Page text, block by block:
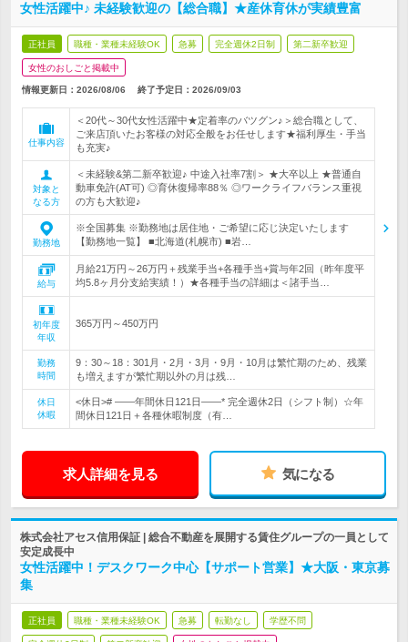
女性活躍中♪ 未経験歓迎の【総合職】★産休育休が実績豊富
正社員 職種・業種未経験OK 急募 完全週休2日制 第二新卒歓迎
女性のおしごと掲載中
情報更新日：2026/08/06 終了予定日： 2026/09/03
仕事内容
＜20代～30代女性活躍中★定着率のバツグン♪＞総合職として、
ご来店頂いたお客様の対応全般をお任せします★福利厚生・手当
も充実♪
対象と
なる方
＜未経験&第二新卒歓迎♪ 中途入社率7割＞ ★大卒以上 ★普通自
動車免許(AT可) ◎育休復帰率88％ ◎ワークライフバランス重視
の方も大歓迎♪
勤務地
※全国募集 ※勤務地は居住地・ご希望に応じ決定いたします
【勤務地一覧】 ■北海道(札幌市) ■岩…
給与
月給21万円～26万円＋残業手当+各種手当+賞与年2回（昨年度平
均5.8ヶ月分支給実績！）★各種手当の詳細は＜諸手当…
初年度
年収
365万円～450万円
勤務
時間
9：30～18：301月・2月・3月・9月・10月は繁忙期のため、残業
も増えますが繁忙期以外の月は残…
休日
休暇
<休日># ――年間休日121日――* 完全週休2日（シフト制）☆年
間休日121日＋各種休暇制度（有…
求人詳細を見る 気になる
株式会社アセス信用保証 | 総合不動産を展開する賃住グループの一員として
安定成長中
女性活躍中！デスクワーク中心【サポート営業】★大阪・東京募
集
正社員 職種・業種未経験OK 急募 転勤なし 学歴不問